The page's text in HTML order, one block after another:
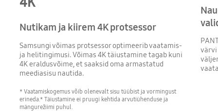
Nutikam ja kiirem 4K protsessor
Samsungi võimas protsessor optimeerib vaatamis-
ja helitingimusi. Võimas 4K täiustamine tagab kuni
4K eraldusvõime, et saaksid oma armastatud
meediasisu nautida.
* Vaatamiskogemus võib olenevalt sisu tüübist ja vormingust
erineda.* Täiustamine ei pruugi kehtida arvutiühenduse ja
mängurežiimi puhul.
värvi